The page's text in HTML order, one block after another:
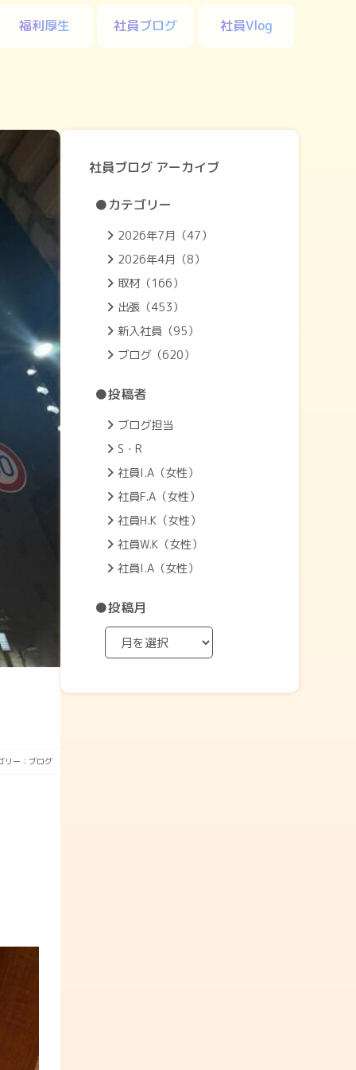
福利厚生 社員ブログ 社員Vlog
リー： ブログ
社員ブログ アーカイブ
●カテゴリー
2026年7月（47）
2026年4月（8）
取材（166）
出張（453）
新入社員（95）
ブログ（620）
●投稿者
ブログ担当
S・R
社員I.A（女性）
社員F.A（女性）
社員H.K（女性）
社員W.K（女性）
社員I.A（女性）
●投稿月